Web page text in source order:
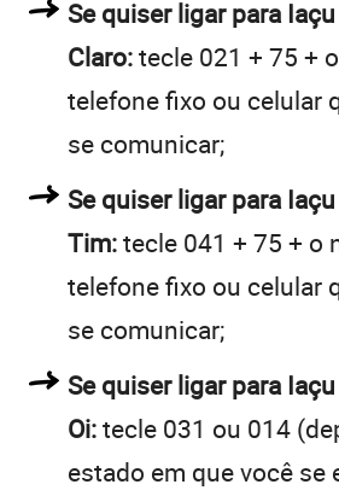
Se quiser ligar para
Claro:tecle 021 + 75 +
telefone fixo ou celular
se comunicar;
Se quiser ligar para
Tim:tecle 041 + 75 + o
telefone fixo ou celular
se comunicar;
Se quiser ligar para
Oi:tecle 031 ou 014
estado em que você se